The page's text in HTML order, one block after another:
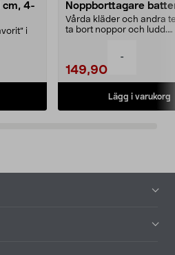
-
cm, 4-
i
Noppborttagare
Vårda kläder och andra
ta bort noppor och ludd.
149,90
Lägg i varukorg